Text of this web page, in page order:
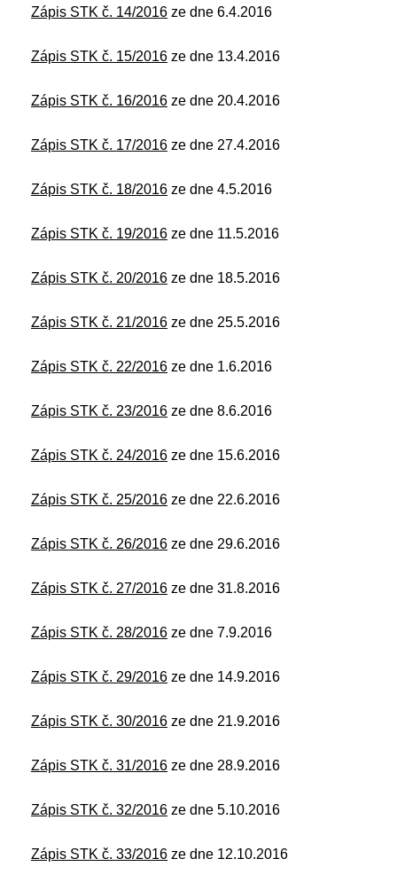
Zápis STK č. 14/2016 ze dne 6.4.2016
Zápis STK č. 15/2016 ze dne 13.4.2016
Zápis STK č. 16/2016 ze dne 20.4.2016
Zápis STK č. 17/2016 ze dne 27.4.2016
Zápis STK č. 18/2016 ze dne 4.5.2016
Zápis STK č. 19/2016 ze dne 11.5.2016
Zápis STK č. 20/2016 ze dne 18.5.2016
Zápis STK č. 21/2016 ze dne 25.5.2016
Zápis STK č. 22/2016 ze dne 1.6.2016
Zápis STK č. 23/2016 ze dne 8.6.2016
Zápis STK č. 24/2016 ze dne 15.6.2016
Zápis STK č. 25/2016 ze dne 22.6.2016
Zápis STK č. 26/2016 ze dne 29.6.2016
Zápis STK č. 27/2016 ze dne 31.8.2016
Zápis STK č. 28/2016 ze dne 7.9.2016
Zápis STK č. 29/2016 ze dne 14.9.2016
Zápis STK č. 30/2016 ze dne 21.9.2016
Zápis STK č. 31/2016 ze dne 28.9.2016
Zápis STK č. 32/2016 ze dne 5.10.2016
Zápis STK č. 33/2016 ze dne 12.10.2016